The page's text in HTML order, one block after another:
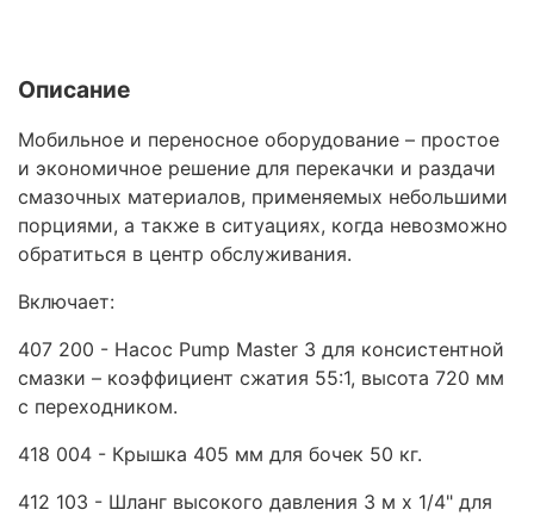
Описание
Мобильное и переносное оборудование – простое
и экономичное решение для перекачки и раздачи
смазочных материалов, применяемых небольшими
порциями, а также в ситуациях, когда невозможно
обратиться в центр обслуживания.
Включает:
407 200 - Насос Pump Master 3 для консистентной
смазки – коэффициент сжатия 55:1, высота 720 мм
с переходником.
418 004 - Крышка 405 мм для бочек 50 кг.
412 103 - Шланг высокого давления 3 м x 1/4" для